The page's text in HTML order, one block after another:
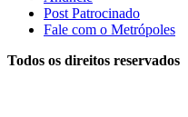
Post Patrocinado
Fale com o Metrópoles
Todos os direitos reservados